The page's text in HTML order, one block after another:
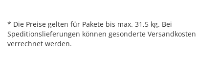
* Die Preise gelten für Pakete bis max. 31,5 kg. Bei
Speditionslieferungen können gesonderte Versandkosten
verrechnet werden.